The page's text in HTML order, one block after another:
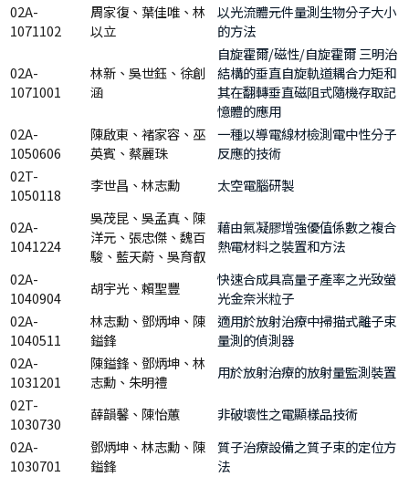
02A-
1071102
周家復、葉佳唯、林
以立
以光流體元件量測生物分子大小
的方法
02A-
1071001
林新、吳世鈺、徐創
涵
自旋霍爾/磁性/自旋霍爾 三明治
結構的垂直自旋軌道耦合力矩和
其在翻轉垂直磁阻式隨機存取記
憶體的應用
02A-
1050606
陳啟東、褚家容、巫
英賓、蔡麗珠
一種以導電線材檢測電中性分子
反應的技術
02T-
1050118
李世昌、林志勳 太空電腦研製
02A-
1041224
吳茂昆、吳孟真、陳
洋元、張忠傑、魏百
駿、藍天蔚、吳育叡
藉由氣凝膠增強優值係數之複合
熱電材料之裝置和方法
02A-
1040904
胡宇光、賴聖豐
快速合成具高量子產率之光致螢
光金奈米粒子
02A-
1040511
林志勳、鄧炳坤、陳
鎰鋒
適用於放射治療中掃描式離子束
量測的偵測器
02A-
1031201
陳鎰鋒、鄧炳坤、林
志勳、朱明禮
用於放射治療的放射量監測裝置
02T-
1030730
薛韻馨、陳怡蕙
非破壞性之電顯樣品技術
02A-
1030701
鄧炳坤、林志勳、陳
鎰鋒
質子治療設備之質子束的定位方
法